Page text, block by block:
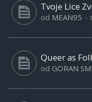
Tvoje Lice
od MEAN95 -
Queer as
od GORAN